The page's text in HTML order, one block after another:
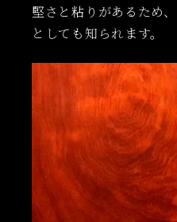
堅さと粘りがあるため
としても知られます。